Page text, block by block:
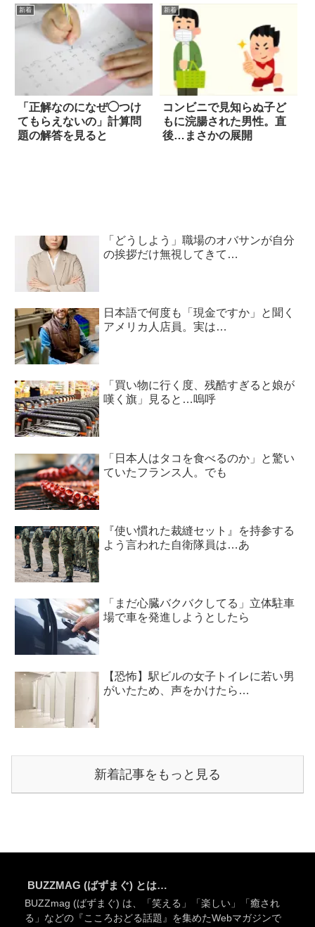
新着
「正解なのになぜ◯つけ
てもらえないの」計算問
題の解答を見ると
新着
コンビニで見知らぬ子ど
もに浣腸された男性。直
後…まさかの展開
「どうしよう」職場のオバサンが自分
の挨拶だけ無視してきて…
日本語で何度も「現金ですか」と聞く
アメリカ人店員。実は…
「買い物に行く度、残酷すぎると娘が
嘆く旗」見ると…嗚呼
「日本人はタコを食べるのか」と驚い
ていたフランス人。でも
『使い慣れた裁縫セット』を持参する
よう言われた自衛隊員は…あ
「まだ心臓バクバクしてる」立体駐車
場で車を発進しようとしたら
【恐怖】駅ビルの女子トイレに若い男
がいたため、声をかけたら…
新着記事をもっと見る
BUZZMAG (ばずまぐ) とは…
BUZZmag (ばずまぐ) は、「笑える」「楽しい」「癒され
る」などの『こころおどる話題』を集めたWebマガジンで